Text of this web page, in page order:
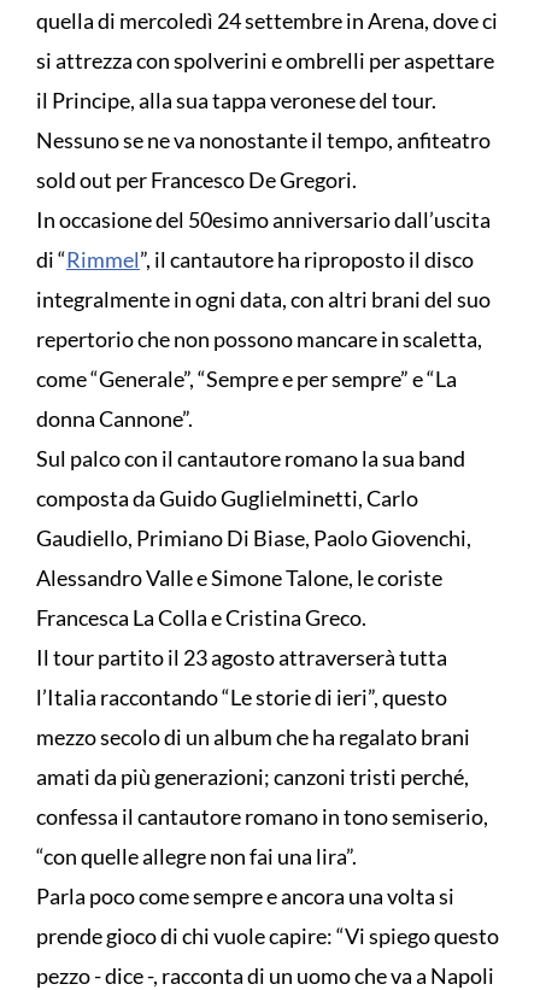
quella di mercoledì 24 settembre in Arena, dove ci
si attrezza con spolverini e ombrelli per aspettare
il Principe, alla sua tappa veronese del tour.
Nessuno se ne va nonostante il tempo, anfiteatro
sold out per Francesco De Gregori.
In occasione del 50esimo anniversario dall’uscita
di “Rimmel”, il cantautore ha riproposto il disco
integralmente in ogni data, con altri brani del suo
repertorio che non possono mancare in scaletta,
come “Generale”, “Sempre e per sempre” e “La
donna Cannone”.
Sul palco con il cantautore romano la sua band
composta da Guido Guglielminetti, Carlo
Gaudiello, Primiano Di Biase, Paolo Giovenchi,
Alessandro Valle e Simone Talone, le coriste
Francesca La Colla e Cristina Greco.
Il tour partito il 23 agosto attraverserà tutta
l’Italia raccontando “Le storie di ieri”, questo
mezzo secolo di un album che ha regalato brani
amati da più generazioni; canzoni tristi perché,
confessa il cantautore romano in tono semiserio,
“con quelle allegre non fai una lira”.
Parla poco come sempre e ancora una volta si
prende gioco di chi vuole capire: “Vi spiego questo
pezzo - dice -, racconta di un uomo che va a Napoli